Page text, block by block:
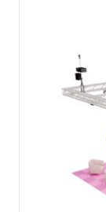
mtr